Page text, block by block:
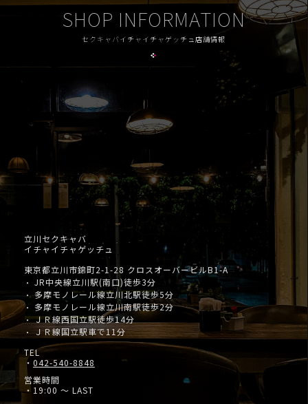
SHOP INFORMATION
セクキャバイチャイチャゲッチュ店舗情報
立川セクキャバ
イチャイチャゲッチュ
東京都立川市錦町2-1-28 クロスオーバービルB1-A
・ JR中央線立川駅(南口)徒歩3分
・多摩モノレール線立川北駅徒歩5分
・ 多摩モノレール線立川南駅徒歩2分
・ＪＲ線西国立駅徒歩14分
・ＪＲ線国立駅車で11分
TEL
・ 042-540-8848
営業時間
・19:00 ～ LAST